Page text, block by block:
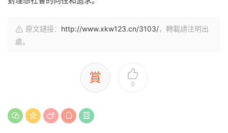
原文鏈接： http://www.xkw123.cn/3103/，轉載請注明出
處。
賞 0